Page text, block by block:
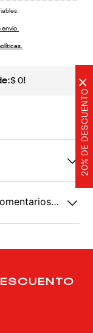
20% DE DESCUENTO
×
envío.
$ 0!